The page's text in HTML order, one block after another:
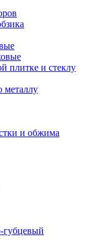
плитке и стеклу
металлу
и обжима
губцевый